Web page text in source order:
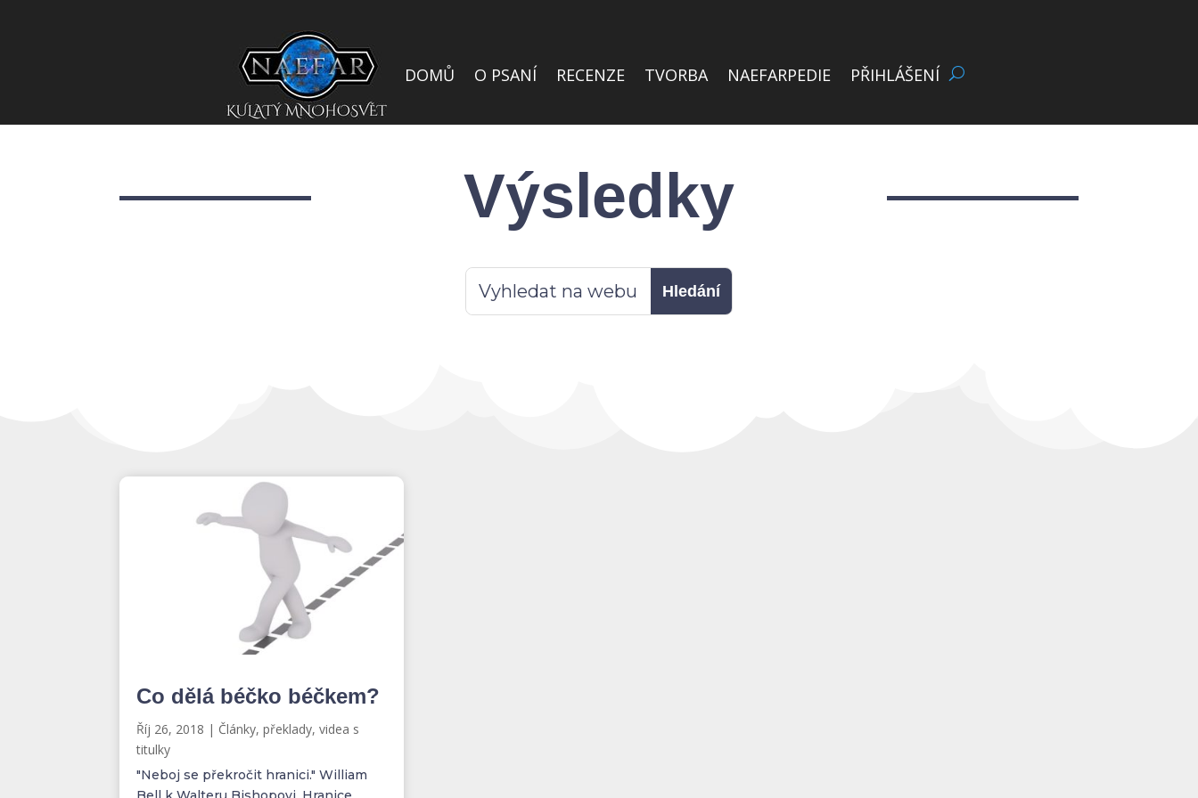
DOMŮ O PSANÍ RECENZE TVORBA NAEFARPEDIE PŘIHLÁŠENÍ
Výsledky
Co dělá béčko béčkem?
Říj 26, 2018 | Články, překlady, videa s
titulky
"Neboj se překročit hranici." William